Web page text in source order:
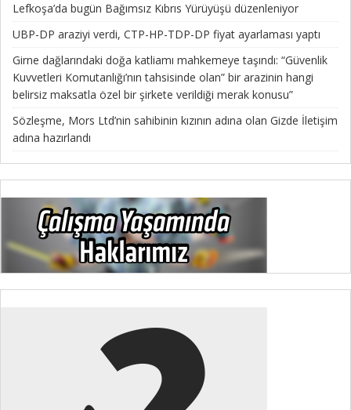
Lefkoşa’da bugün Bağımsız Kıbrıs Yürüyüşü düzenleniyor
UBP-DP araziyi verdi, CTP-HP-TDP-DP fiyat ayarlaması yaptı
Girne dağlarındaki doğa katliamı mahkemeye taşındı: “Güvenlik
Kuvvetleri Komutanlığı’nın tahsisinde olan” bir arazinin hangi
belirsiz maksatla özel bir şirkete verildiği merak konusu”
Sözleşme, Mors Ltd’nin sahibinin kızının adına olan Gizde İletişim
adına hazırlandı